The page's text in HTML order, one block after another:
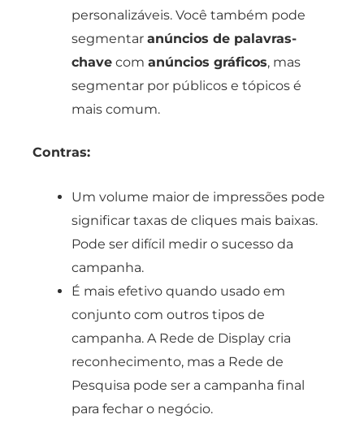
personalizáveis. Você também pode
segmentar anúncios de palavras-
chave com anúncios gráficos, mas
segmentar por públicos e tópicos é
mais comum.
Contras:
Um volume maior de impressões pode
significar taxas de cliques mais baixas.
Pode ser difícil medir o sucesso da
campanha.
É mais efetivo quando usado em
conjunto com outros tipos de
campanha. A Rede de Display cria
reconhecimento, mas a Rede de
Pesquisa pode ser a campanha final
para fechar o negócio.